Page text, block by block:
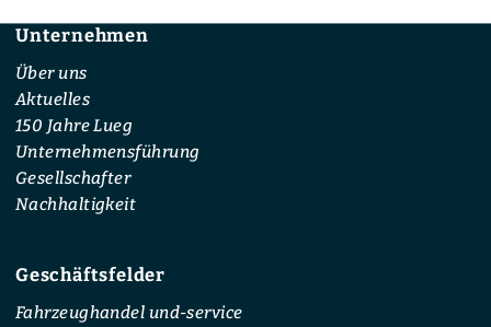
Footer
Unternehmen
Über uns
Aktuelles
150 Jahre Lueg
Unternehmensführung
Gesellschafter
Nachhaltigkeit
Geschäftsfelder
Fahrzeughandel und-service